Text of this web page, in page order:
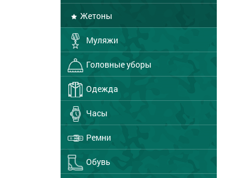
Жетоны
Муляжи
Головные уборы
Одежда
Часы
Ремни
Обувь